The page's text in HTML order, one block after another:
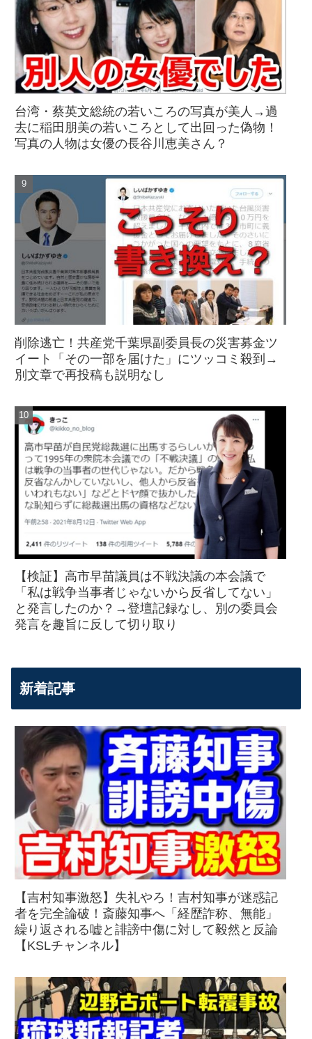
台湾・蔡英文総統の若いころの写真が美人→過
去に稲田朋美の若いころとして出回った偽物！
写真の人物は女優の長谷川恵美さん？
削除逃亡！共産党千葉県副委員長の災害募金ツ
イート「その一部を届けた」にツッコミ殺到→
別文章で再投稿も説明なし
【検証】高市早苗議員は不戦決議の本会議で
「私は戦争当事者じゃないから反省してない」
と発言したのか？→登壇記録なし、別の委員会
発言を趣旨に反して切り取り
新着記事
【吉村知事激怒】失礼やろ！吉村知事が迷惑記
者を完全論破！斎藤知事へ「経歴詐称、無能」
繰り返される嘘と誹謗中傷に対して毅然と反論
【KSLチャンネル】